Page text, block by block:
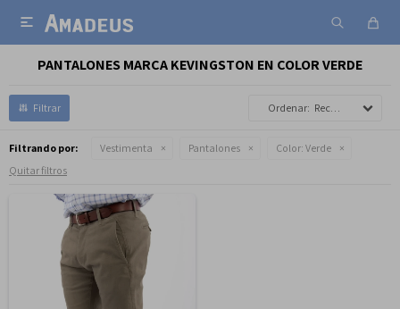

PANTALONES MARCA KEVINGSTON EN COLOR VERDE
Recomendados
Filtrando por: Vestimenta Pantalones Color: Verde
Quitar filtros